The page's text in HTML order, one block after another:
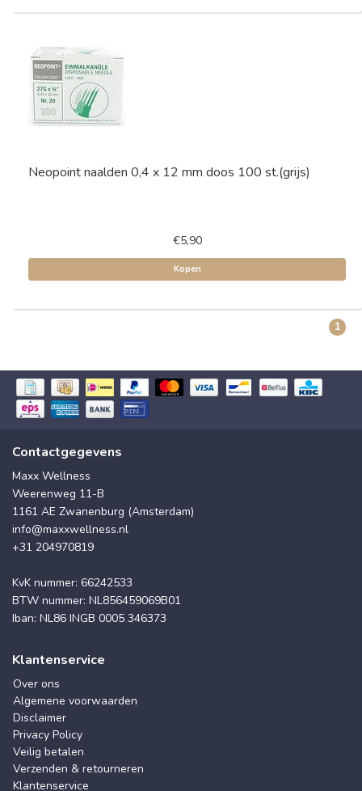
Neopoint naalden 0,4 x 12 mm doos 100 st.(grijs)
€5,90
Kopen
1
Contactgegevens
Maxx Wellness
Weerenweg 11-B
1161 AE Zwanenburg (Amsterdam)
info@maxxwellness.nl
+31 204970819
KvK nummer: 66242533
BTW nummer: NL856459069B01
Iban: NL86 INGB 0005 346373
Klantenservice
Over ons
Algemene voorwaarden
Disclaimer
Privacy Policy
Veilig betalen
Verzenden & retourneren
Klantenservice